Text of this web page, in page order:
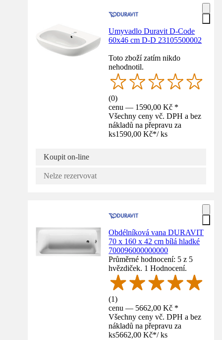
Umyvadlo Duravit D-Code
60x46 cm D-D 23105500002
Toto zboží zatím nikdo
nehodnotil.
(0)
cenu — 1590,00 Kč *
Všechny ceny vč. DPH a bez
nákladů na přepravu za
ks1590,00 Kč*/ ks
Koupit on-line
Nelze rezervovat
Obdélníková vana DURAVIT
70 x 160 x 42 cm bílá hladké
700096000000000
Průměrné hodnocení: 5 z 5
hvězdiček. 1 Hodnocení.
(1)
cenu — 5662,00 Kč *
Všechny ceny vč. DPH a bez
nákladů na přepravu za
ks5662,00 Kč*/ ks